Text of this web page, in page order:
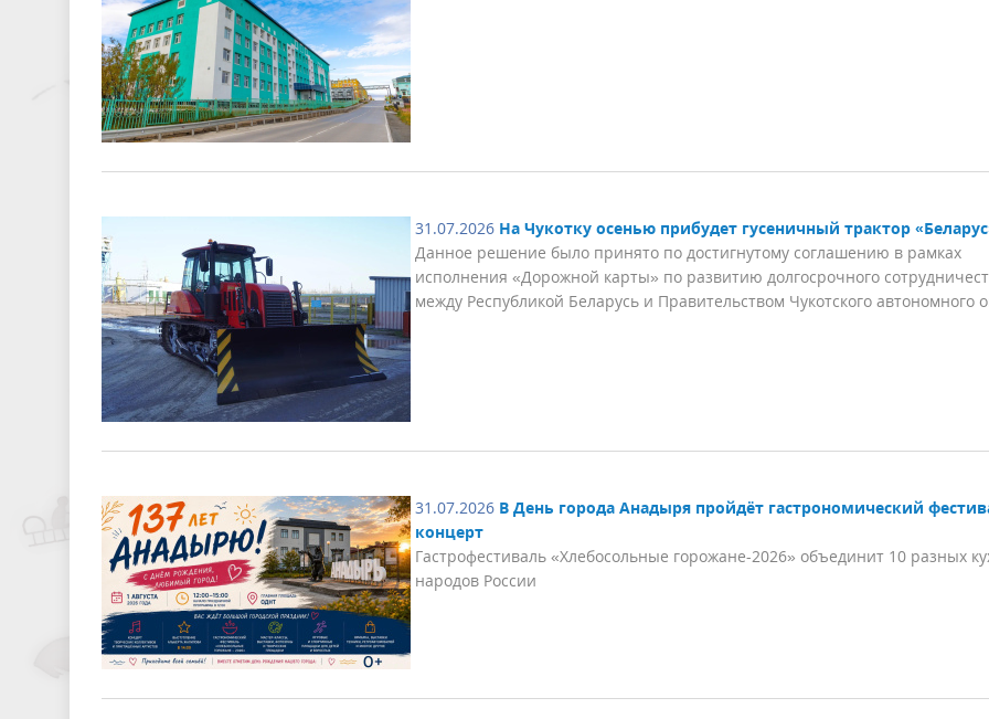
31.07.2026 На Чукотку осенью прибудет гусеничный трактор
Данное решение было принято по достигнутому соглашению в рамках
исполнения «Дорожной карты» по развитию долгосрочного
между Республикой Беларусь и Правительством Чукотского автономного
31.07.2026 В День города Анадыря пройдёт гастрономический
концерт
Гастрофестиваль «Хлебосольные горожане-2026» объединит 10 разных
народов России